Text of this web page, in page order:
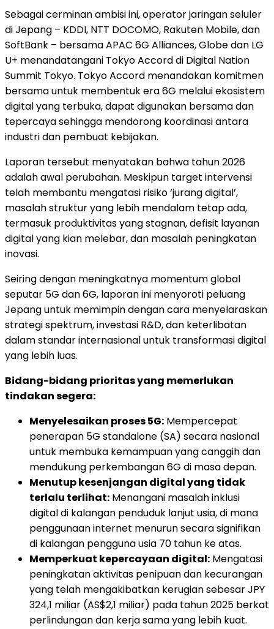
Sebagai cerminan ambisi ini, operator jaringan seluler
di Jepang – KDDI, NTT DOCOMO, Rakuten Mobile, dan
SoftBank – bersama APAC 6G Alliances, Globe dan LG
U+ menandatangani Tokyo Accord di Digital Nation
Summit Tokyo. Tokyo Accord menandakan komitmen
bersama untuk membentuk era 6G melalui ekosistem
digital yang terbuka, dapat digunakan bersama dan
tepercaya sehingga mendorong koordinasi antara
industri dan pembuat kebijakan.
Laporan tersebut menyatakan bahwa tahun 2026
adalah awal perubahan. Meskipun target intervensi
telah membantu mengatasi risiko ‘jurang digital’,
masalah struktur yang lebih mendalam tetap ada,
termasuk produktivitas yang stagnan, defisit layanan
digital yang kian melebar, dan masalah peningkatan
inovasi.
Seiring dengan meningkatnya momentum global
seputar 5G dan 6G, laporan ini menyoroti peluang
Jepang untuk memimpin dengan cara menyelaraskan
strategi spektrum, investasi R&D, dan keterlibatan
dalam standar internasional untuk transformasi digital
yang lebih luas.
Bidang-bidang prioritas yang memerlukan
tindakan segera:
Menyelesaikan proses 5G: Mempercepat
penerapan 5G standalone (SA) secara nasional
untuk membuka kemampuan yang canggih dan
mendukung perkembangan 6G di masa depan.
Menutup kesenjangan digital yang tidak
terlalu terlihat: Menangani masalah inklusi
digital di kalangan penduduk lanjut usia, di mana
penggunaan internet menurun secara signifikan
di kalangan pengguna usia 70 tahun ke atas.
Memperkuat kepercayaan digital: Mengatasi
peningkatan aktivitas penipuan dan kecurangan
yang telah mengakibatkan kerugian sebesar JPY
324,1 miliar (AS$2,1 miliar) pada tahun 2025 berkat
perlindungan dan kerja sama yang lebih kuat.